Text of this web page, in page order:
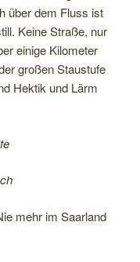
über dem Fluss ist
Keine Straße, nur
einige Kilometer
großen Staustufe
Hektik und Lärm
mehr im Saarland